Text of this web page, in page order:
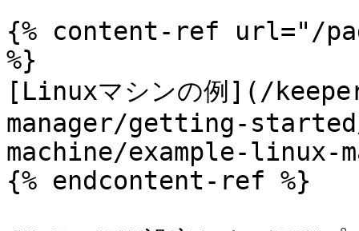
{% content-ref url="/
%}
[Linuxマシンの例](/
manager/getting-
machine/example-linux-
{% endcontent-ref %}